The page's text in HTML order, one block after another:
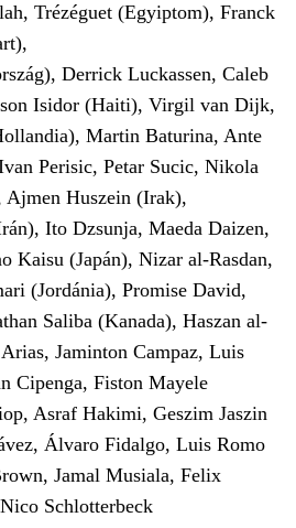
Trézéguet (Egyiptom), Franck
Derrick Luckassen, Caleb
Isidor (Haiti), Virgil van Dijk,
Martin Baturina, Ante
Perisic, Petar Sucic, Nikola
Ajmen Huszein (Irak),
Ito Dzsunja, Maeda Daizen,
Kaisu (Japán), Nizar al-Rasdan,
(Jordánia), Promise David,
Saliba (Kanada), Haszan al-
Jaminton Campaz, Luis
Cipenga, Fiston Mayele
Asraf Hakimi, Geszim Jas­zin
Álvaro Fidalgo, Luis Romo
Jamal Musiala, Felix
Schlotter­beck